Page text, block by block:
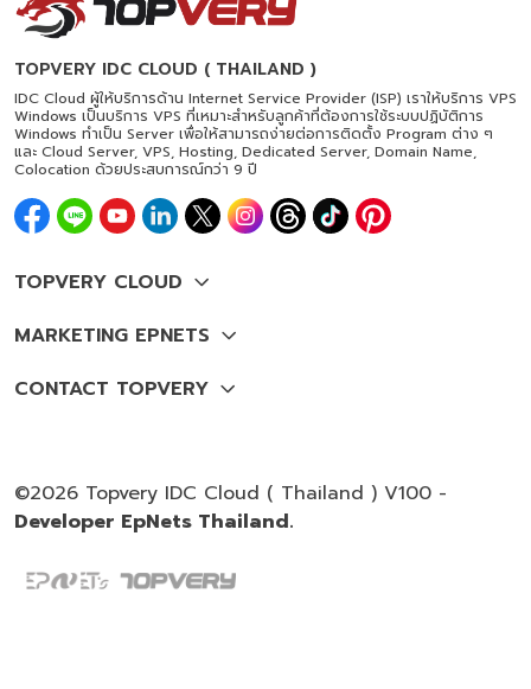
TOPVERY IDC CLOUD ( THAILAND )
IDC Cloud ผู้ให้บริการด้าน Internet Service Provider (ISP) เราให้บริการ VPS
Windows เป็นบริการ VPS ที่เหมาะสำหรับลูกค้าที่ต้องการใช้ระบบปฏิบัติการ
Windows ทำเป็น Server เพื่อให้สามารถง่ายต่อการติดตั้ง Program ต่าง ๆ
และ Cloud Server, VPS, Hosting, Dedicated Server, Domain Name,
Colocation ด้วยประสบการณ์กว่า 9 ปี
©2026 Topvery IDC Cloud ( Thailand ) V100 -
Developer EpNets Thailand.